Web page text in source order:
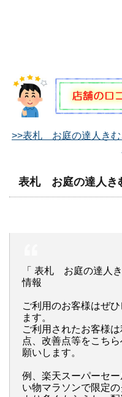
>>表札 お庭の達人きむ
表札 お庭の達人き
「 表札 お庭の達人
情報
ご利用のお客様はぜ
ます。
ご利用されたお客様
点、改善点等をこち
願いします。
例、楽天スーパーセ
い物マラソンで限定